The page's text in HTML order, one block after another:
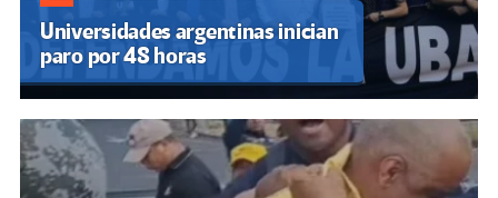
Universidades argentinas inician
paro por 48 horas